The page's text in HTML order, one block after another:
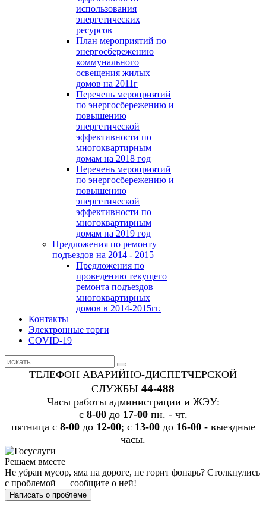
использования
энергетических
ресурсов
План мероприятий по
энергосбережению
коммунального
освещения жилых
домов на 2011г
Перечень мероприятий
по энергосбережению и
повышению
энергетической
эффективности по
многоквартирным
домам на 2018 год
Перечень мероприятий
по энергосбережению и
повышению
энергетической
эффективности по
многоквартирным
домам на 2019 год
Предложения по ремонту
подъездов на 2014 - 2015
Предложения по
проведению текущего
ремонта подъездов
многоквартирных
домов в 2014-2015гг.
Контакты
Электронные торги
COVID-19
ТЕЛЕФОН АВАРИЙНО-ДИСПЕТЧЕРСКОЙ
СЛУЖБЫ 44-488
Часы работы администрации и ЖЭУ:
c 8-00до 17-00пн. - чт.
пятница с 8-00до 12-00; с 13-00до 16-00- выездные
часы.
Решаем вместе
Не убран мусор, яма на дороге, не горит фонарь? Столкнулись
с проблемой — сообщите о ней!
Написать о проблеме